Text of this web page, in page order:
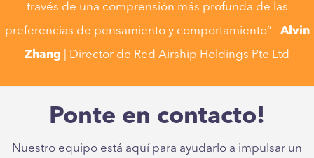
través de una comprensión más profunda de las
preferencias de pensamiento y comportamiento” Alvin
Zhang | Director de Red Airship Holdings Pte Ltd
invaluable que permite a nuestra gente colaborar mejor a
través de una comprensión más profunda de las
Ponte en contacto!
Nuestro equipo está aquí para ayudarlo a impulsar un